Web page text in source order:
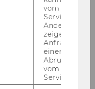
vom AMP-
Service
Andere
zeigen Opt-
Anfrage im
einen Fehler
Abrufen
vom AMP
Service an.